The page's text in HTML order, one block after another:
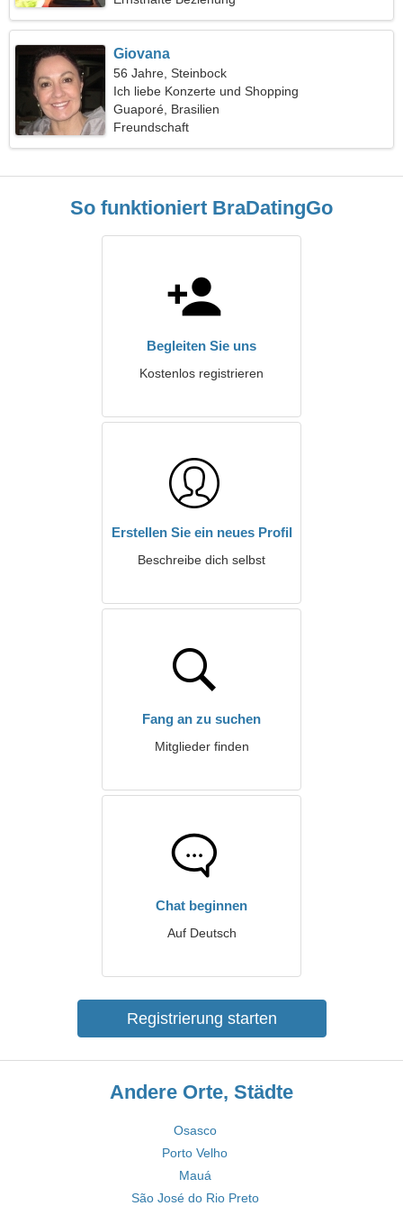
Giovana
56 Jahre, Steinbock
Ich liebe Konzerte und Shopping
Guaporé, Brasilien
Freundschaft
So funktioniert BraDatingGo
Begleiten Sie uns
Kostenlos registrieren
Erstellen Sie ein neues Profil
Beschreibe dich selbst
Fang an zu suchen
Mitglieder finden
Chat beginnen
Auf Deutsch
Registrierung starten
Andere Orte, Städte
Osasco
Porto Velho
Mauá
São José do Rio Preto